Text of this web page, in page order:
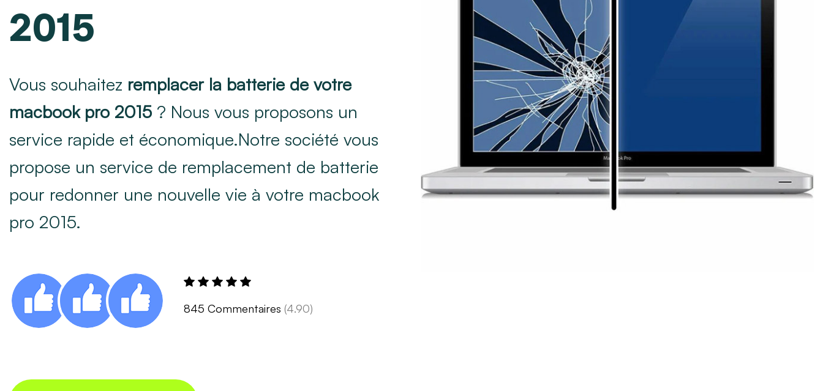
2015
Vous souhaitez remplacer la batterie de votre
macbook pro 2015 ? Nous vous proposons un
service rapide et économique.Notre société vous
propose un service de remplacement de batterie
pour redonner une nouvelle vie à votre macbook
pro 2015.
845 Commentaires (4.90)